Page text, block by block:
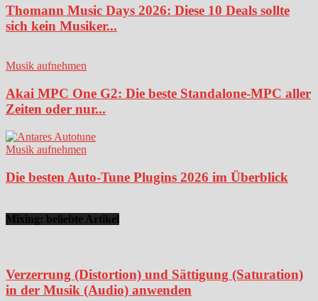
Thomann Music Days 2026: Diese 10 Deals sollte
sich kein Musiker...
Musik aufnehmen
Akai MPC One G2: Die beste Standalone-MPC aller
Zeiten oder nur...
Musik aufnehmen
Die besten Auto-Tune Plugins 2026 im Überblick
Mixing: beliebte Artikel
Verzerrung (Distortion) und Sättigung (Saturation)
in der Musik (Audio) anwenden